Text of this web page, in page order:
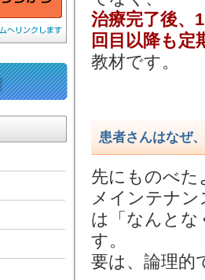
治療完了後、
回目以降も定
教材です。
患者さんはなぜ
先にものべた
メインテナ
は「なんとな
す。
要は、論理的